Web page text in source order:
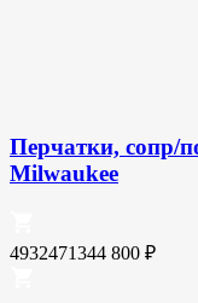
Перчатки, сопр/
Milwaukee
4932471344 800 ₽